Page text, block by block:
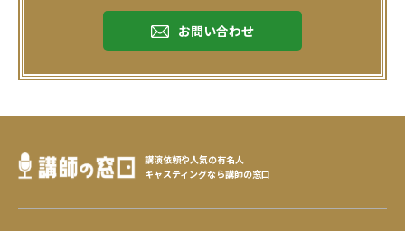
お問い合わせ
講演依頼や人気の有名人
キャスティングなら講師の窓口